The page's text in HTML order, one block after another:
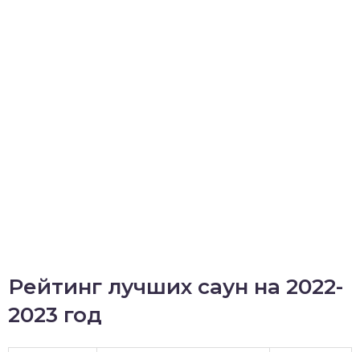
Рейтинг лучших саун на 2022-
2023 год